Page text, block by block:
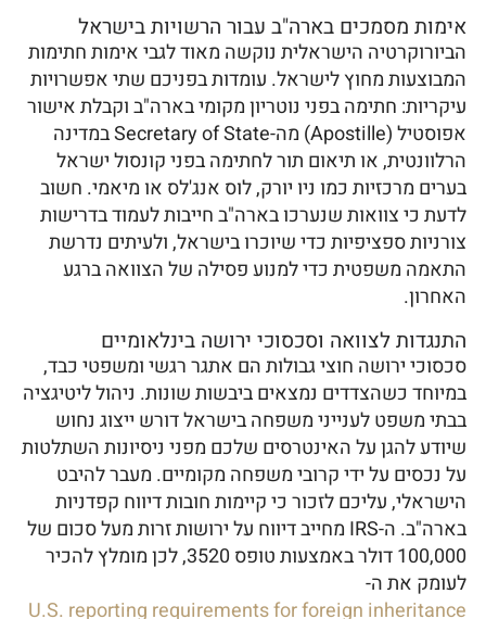
אימות מסמכים בארה"ב עבור הרשויות בישראל
הביורוקרטיה הישראלית נוקשה מאוד לגבי אימות חתימות
המבוצעות מחוץ לישראל. עומדות בפניכם שתי אפשרויות
עיקריות: חתימה בפני נוטריון מקומי בארה"ב וקבלת אישור
אפוסטיל (Apostille) מה-Secretary of State במדינה
הרלוונטית, או תיאום תור לחתימה בפני קונסול ישראל
בערים מרכזיות כמו ניו יורק, לוס אנג'לס או מיאמי. חשוב
לדעת כי צוואות שנערכו בארה"ב חייבות לעמוד בדרישות
צורניות ספציפיות כדי שיוכרו בישראל, ולעיתים נדרשת
התאמה משפטית כדי למנוע פסילה של הצוואה ברגע
האחרון.
התנגדות לצוואה וסכסוכי ירושה בינלאומיים
סכסוכי ירושה חוצי גבולות הם אתגר רגשי ומשפטי כבד,
במיוחד כשהצדדים נמצאים ביבשות שונות. ניהול ליטיגציה
בבתי משפט לענייני משפחה בישראל דורש ייצוג נחוש
שיודע להגן על האינטרסים שלכם מפני ניסיונות השתלטות
על נכסים על ידי קרובי משפחה מקומיים. מעבר להיבט
הישראלי, עליכם לזכור כי קיימות חובות דיווח קפדניות
בארה"ב. ה-IRS מחייב דיווח על ירושות זרות מעל סכום של
100,000 דולר באמצעות טופס 3520, לכן מומלץ להכיר
לעומק את ה-
U.S. reporting requirements for foreign inheritance